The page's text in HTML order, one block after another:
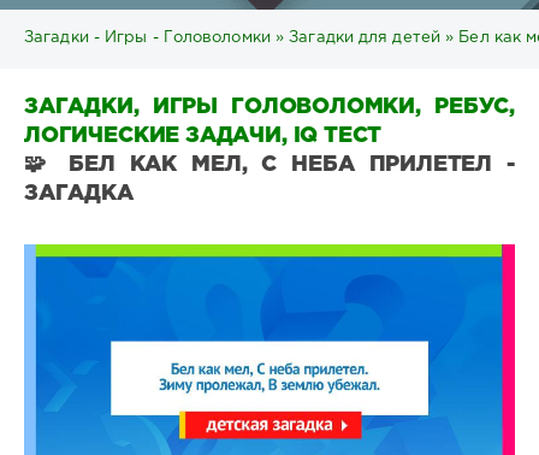
Загадки - Игры - Головоломки »Загадки для детей » Бел как
ЗАГАДКИ, ИГРЫ ГОЛОВОЛОМКИ, РЕБУС,
ЛОГИЧЕСКИЕ ЗАДАЧИ, IQ ТЕСТ
🧩 БЕЛ КАК МЕЛ, С НЕБА ПРИЛЕТЕЛ -
ЗАГАДКА